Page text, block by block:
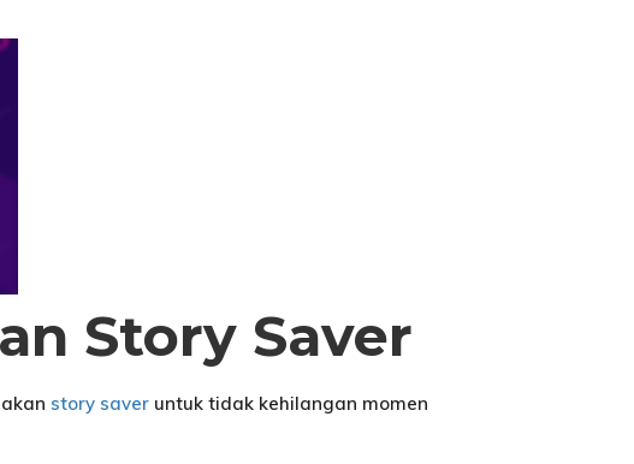
Story Saver
story saver untuk tidak kehilangan momen